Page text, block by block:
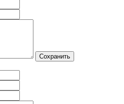
Сохранить